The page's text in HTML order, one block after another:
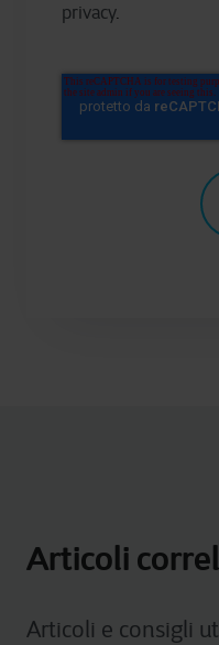
privacy.
Articoli
Articoli e consigli